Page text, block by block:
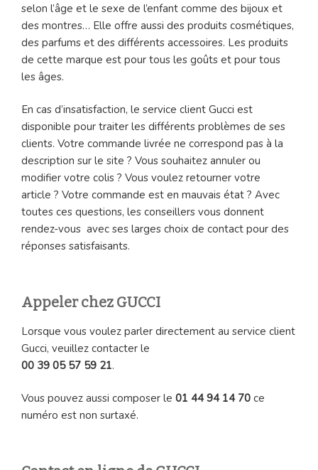
selon l’âge et le sexe de l’enfant comme des bijoux et
des montres… Elle offre aussi des produits cosmétiques,
des parfums et des différents accessoires. Les produits
de cette marque est pour tous les goûts et pour tous
les âges.
En cas d’insatisfaction, le service client Gucci est
disponible pour traiter les différents problèmes de ses
clients. Votre commande livrée ne correspond pas à la
description sur le site ? Vous souhaitez annuler ou
modifier votre colis ? Vous voulez retourner votre
article ? Votre commande est en mauvais état ? Avec
toutes ces questions, les conseillers vous donnent
rendez-vous avec ses larges choix de contact pour des
réponses satisfaisants.
Appeler chez GUCCI
Lorsque vous voulez parler directement au service client
Gucci, veuillez contacter le
00 39 05 57 59 21.
Vous pouvez aussi composer le 01 44 94 14 70 ce
numéro est non surtaxé.